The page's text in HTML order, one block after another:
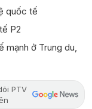
quốc tế
P2
mạnh ở Trung du,
PTV